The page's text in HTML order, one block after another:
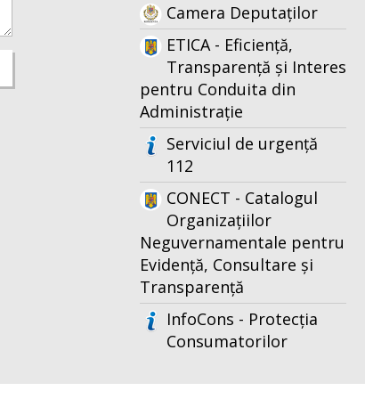
Camera Deputaților
ETICA - Eficiență,
Transparență și Interes
pentru Conduita din
Administrație
Serviciul de urgență
112
CONECT - Catalogul
Organizațiilor
Neguvernamentale pentru
Evidență, Consultare și
Transparență
InfoCons - Protecția
Consumatorilor